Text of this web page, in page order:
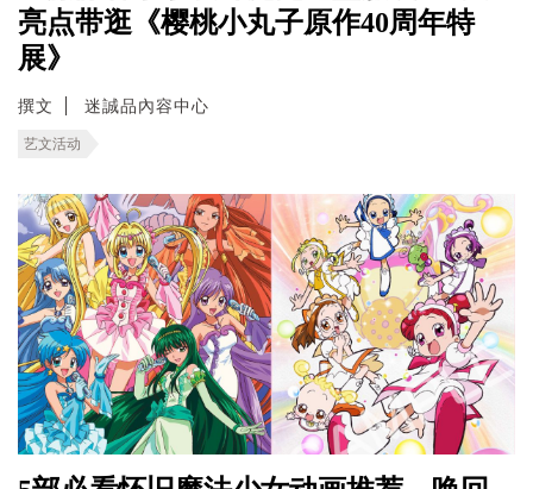
亮点带逛《樱桃小丸子原作40周年特
展》
撰文 迷誠品內容中心
艺文活动